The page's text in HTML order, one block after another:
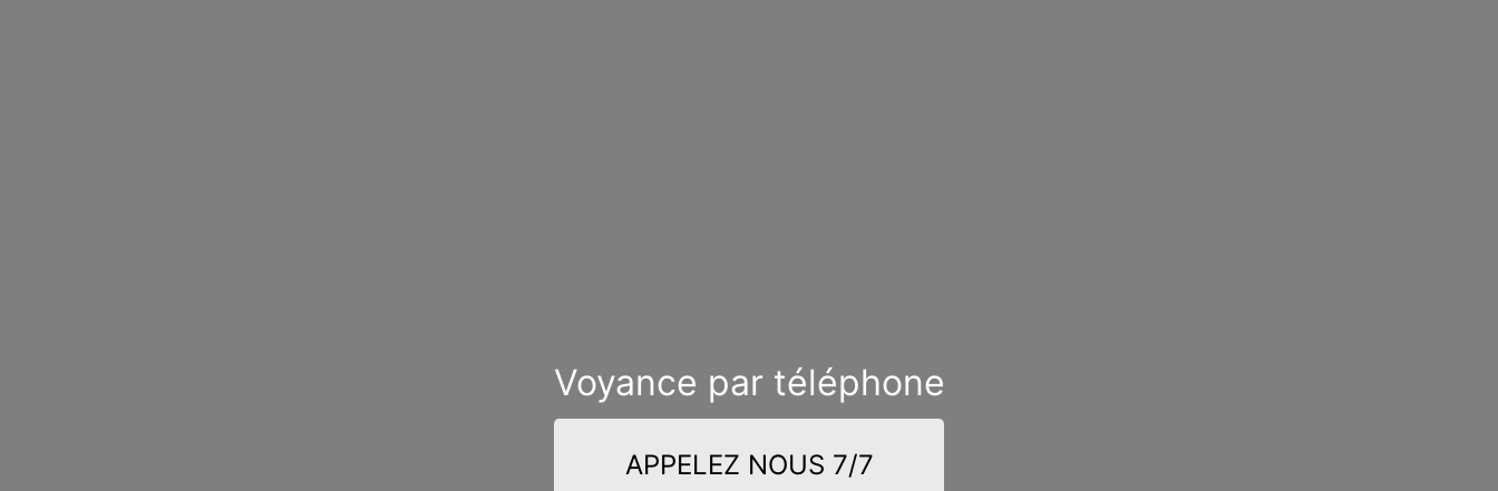
Voyance par téléphone
APPELEZ NOUS 7/7